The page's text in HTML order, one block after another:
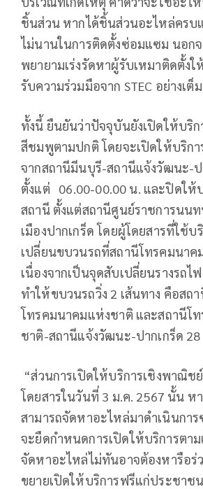
ชิ้นส่วน หากได้ชิ้นส่วนอะไหล่ครบแ
ไม่นานในการติดตั้งซ่อมแซม นอก
พยายามเร่งรัดหาผู้รับเหมาติดตั้งใ
รับความร่วมมือจาก STEC อย่างเต็
ทั้งนี้ ยืนยันว่าปัจจุบันยังเปิดให้บริก
สีชมพูตามปกติ โดยจะเปิดให้บริกา
จากสถานีมีนบุรี-สถานีแจ้งวัฒนะ-ป
ตั้งแต่ 06.00-00.00 น. และปิดให้
สถานี ตั้งแต่สถานีศูนย์ราชการนนท
เมืองปากเกร็ด โดยผู้โดยสารที่ใช้บ
เปลี่ยนขบวนรถที่สถานีโทรคมนาค
เนื่องจากเป็นจุดสับเปลี่ยนรางรถไ
ทำให้ขบวนรถวิ่ง 2 เส้นทาง คือสถ
โทรคมนาคมแห่งชาติ และสถานีโ
ชาติ-สถานีแจ้งวัฒนะ-ปากเกร็ด 28
“ส่วนการเปิดให้บริการเชิงพาณิช
โดยสารในวันที่ 3 ม.ค. 2567 นั้น ห
สามารถจัดหาอะไหล่มาดำเนินกา
จะยืดกำหนดการเปิดให้บริการตา
จัดหาอะไหล่ไม่ทันอาจต้องหารือร่
ขยายเปิดให้บริการฟรีแก่ประชาช